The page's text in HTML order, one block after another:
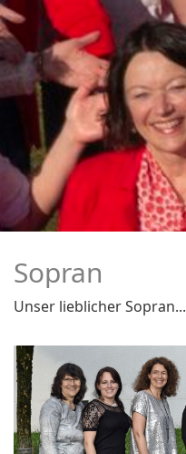
Sopran
Unser lieblicher Sopran...